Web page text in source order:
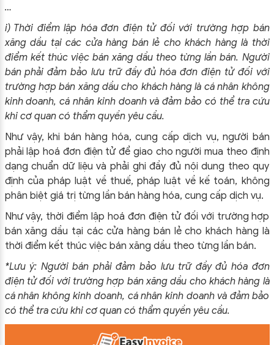
…
i) Thời điểm lập hóa đơn điện tử đối với trường hợp bán
xăng dầu tại các cửa hàng bán lẻ cho khách hàng là thời
điểm kết thúc việc bán xăng dầu theo từng lần bán. Người
bán phải đảm bảo lưu trữ đầy đủ hóa đơn điện tử đối với
trường hợp bán xăng dầu cho khách hàng là cá nhân không
kinh doanh, cá nhân kinh doanh và đảm bảo có thể tra cứu
khi cơ quan có thẩm quyền yêu cầu.
Như vậy, khi bán hàng hóa, cung cấp dịch vụ, người bán
phải lập hoá đơn điện tử để giao cho người mua theo định
dạng chuẩn dữ liệu và phải ghi đầy đủ nội dung theo quy
định của pháp luật về thuế, pháp luật về kế toán, không
phân biệt giá trị từng lần bán hàng hóa, cung cấp dịch vụ.
Như vậy, thời điểm lập hoá đơn điện tử đối với trường hợp
bán xăng dầu tại các cửa hàng bán lẻ cho khách hàng là
thời điểm kết thúc việc bán xăng dầu theo từng lần bán.
*Lưu ý: Người bán phải đảm bảo lưu trữ đầy đủ hóa đơn
điện tử đối với trường hợp bán xăng dầu cho khách hàng là
cá nhân không kinh doanh, cá nhân kinh doanh và đảm bảo
có thể tra cứu khi cơ quan có thẩm quyền yêu cầu.